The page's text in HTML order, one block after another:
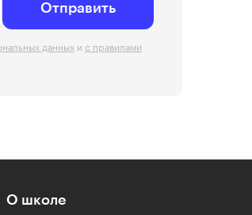
Отправить
данных и с правилами
О школе